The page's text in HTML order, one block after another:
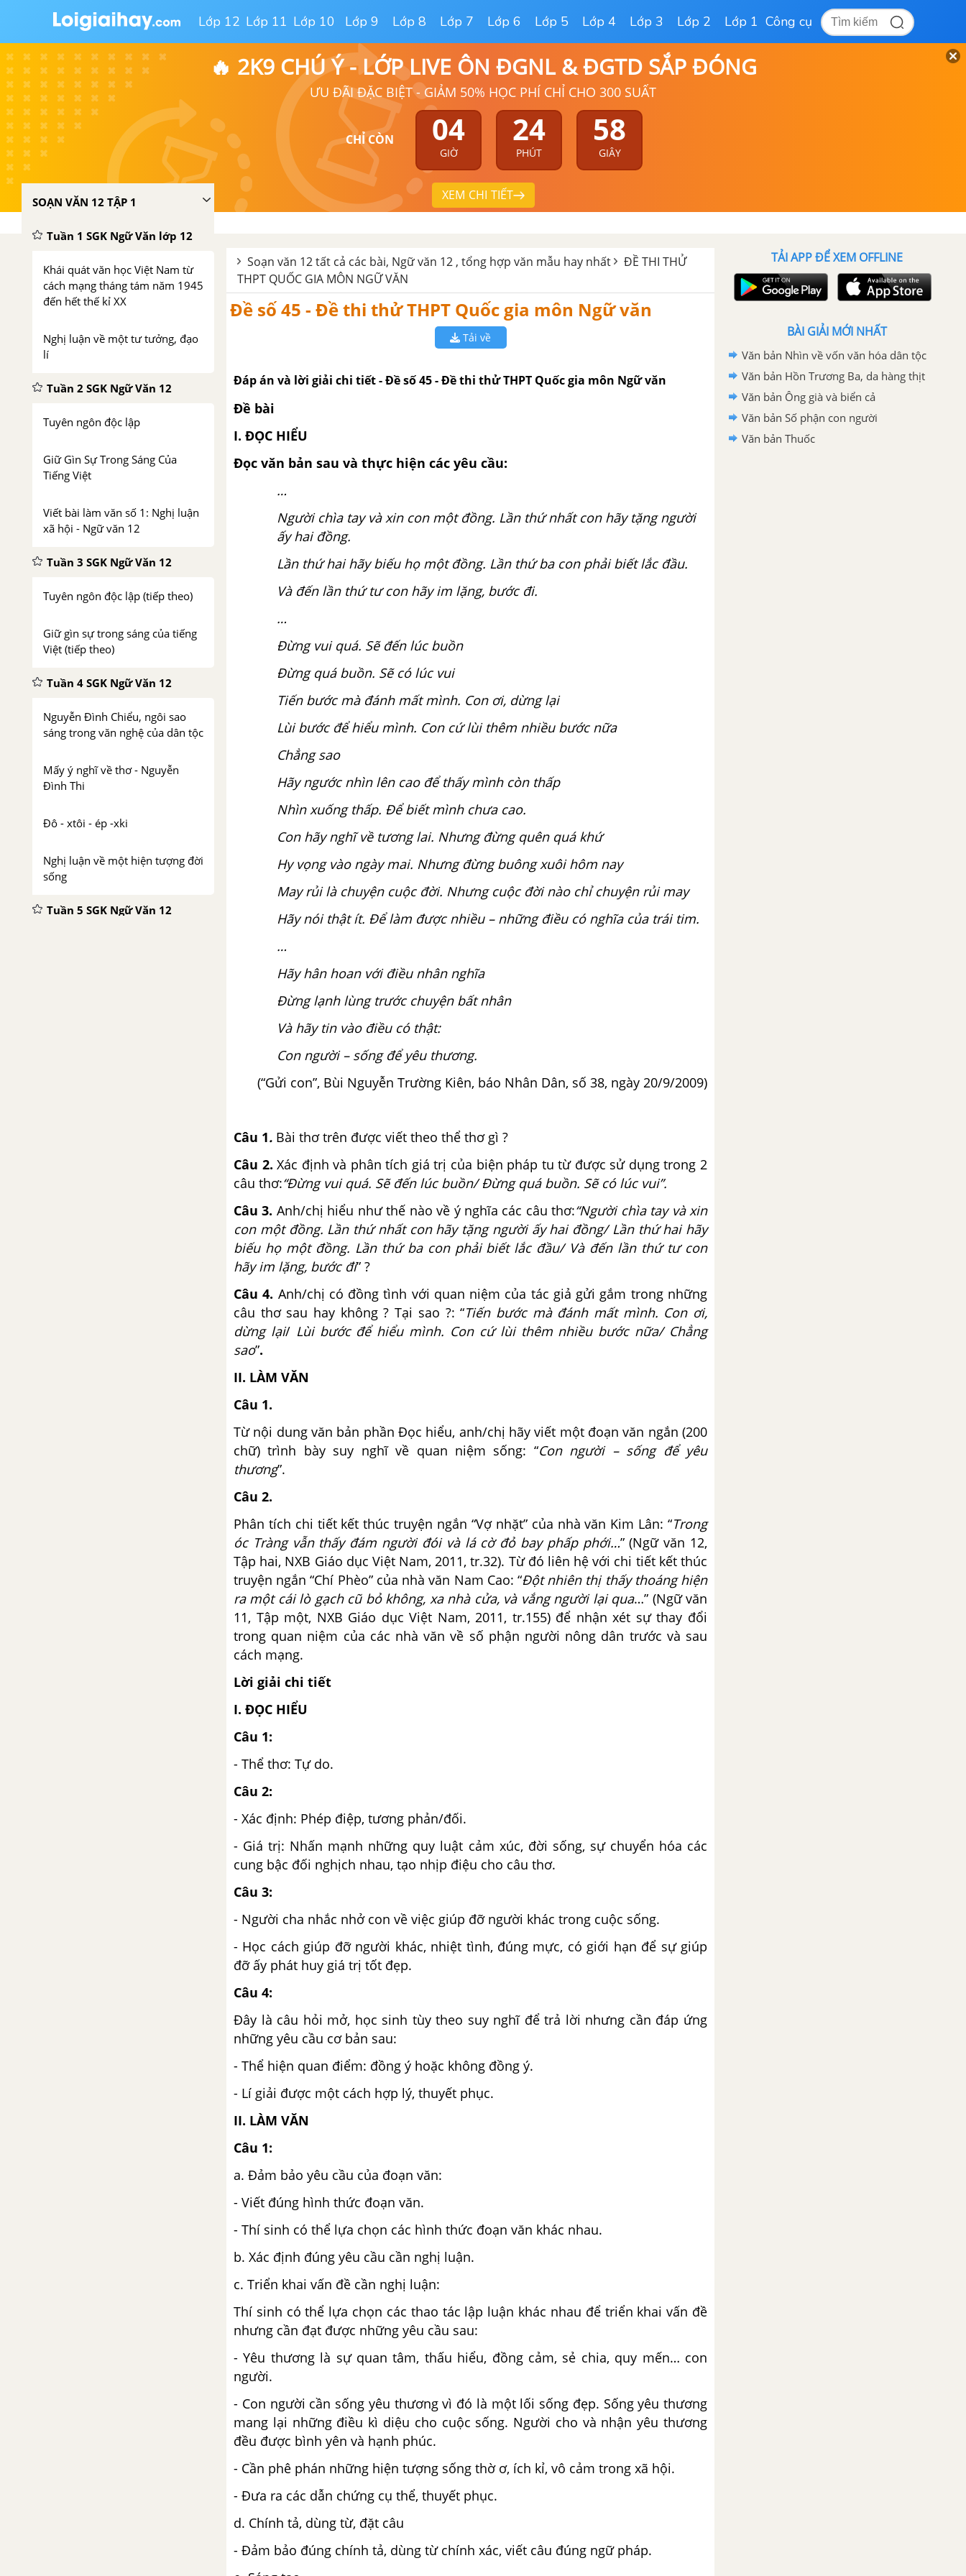
Lớp 12 Lớp 11 Lớp 10 Lớp 9 Lớp 8 Lớp 7 Lớp 6 Lớp 5 Lớp 4 Lớp 3 Lớp 2 Lớp 1 Công cụ
🔥 2K9 CHÚ Ý - LỚP LIVE ÔN ĐGNL & ĐGTD SẮP ĐÓNG
ƯU ĐÃI ĐẶC BIỆT - GIẢM 50% HỌC PHÍ CHỈ CHO 300 SUẤT
CHỈ CÒN 04
GIỜ
24
PHÚT
57
GIÂY
XEM CHI TIẾT
SOẠN VĂN 12 TẬP 1
Tuần 1 SGK Ngữ Văn lớp 12
Khái quát văn học Việt Nam từ
cách mạng tháng tám năm 1945
đến hết thế kỉ XX
Nghị luận về một tư tưởng, đạo
lí
Tuần 2 SGK Ngữ Văn 12
Tuyên ngôn độc lập
Giữ Gìn Sự Trong Sáng Của
Tiếng Việt
Viết bài làm văn số 1: Nghị luận
xã hội - Ngữ văn 12
Tuần 3 SGK Ngữ Văn 12
Tuyên ngôn độc lập (tiếp theo)
Giữ gìn sự trong sáng của tiếng
Việt (tiếp theo)
Tuần 4 SGK Ngữ Văn 12
Nguyễn Đình Chiểu, ngôi sao
sáng trong văn nghệ của dân tộc
Mấy ý nghĩ về thơ - Nguyễn
Đình Thi
Đô - xtôi - ép -xki
Nghị luận về một hiện tượng đời
sống
Tuần 5 SGK Ngữ Văn 12
Soạn văn 12 tất cả các bài, Ngữ văn 12 , tổng hợp văn mẫu hay nhất
ĐỀ THI THỬ
THPT QUỐC GIA MÔN NGỮ VĂN
Đề số 45 - Đề thi thử THPT Quốc gia môn Ngữ văn
Tải về
Đáp án và lời giải chi tiết - Đề số 45 - Đề thi thử THPT Quốc gia môn Ngữ văn
Đề bài
I. ĐỌC HIỂU
Đọc văn bản sau và thực hiện các yêu cầu:
…
Người chìa tay và xin con một đồng. Lần thứ nhất con hãy tặng người
ấy hai đồng.
Lần thứ hai hãy biếu họ một đồng. Lần thứ ba con phải biết lắc đầu.
Và đến lần thứ tư con hãy im lặng, bước đi.
…
Đừng vui quá. Sẽ đến lúc buồn
Đừng quá buồn. Sẽ có lúc vui
Tiến bước mà đánh mất mình. Con ơi, dừng lại
Lùi bước để hiểu mình. Con cứ lùi thêm nhiều bước nữa
Chẳng sao
Hãy ngước nhìn lên cao để thấy mình còn thấp
Nhìn xuống thấp. Để biết mình chưa cao.
Con hãy nghĩ về tương lai. Nhưng đừng quên quá khứ
Hy vọng vào ngày mai. Nhưng đừng buông xuôi hôm nay
May rủi là chuyện cuộc đời. Nhưng cuộc đời nào chỉ chuyện rủi may
Hãy nói thật ít. Để làm được nhiều – những điều có nghĩa của trái tim.
…
Hãy hân hoan với điều nhân nghĩa
Đừng lạnh lùng trước chuyện bất nhân
Và hãy tin vào điều có thật:
Con người – sống để yêu thương.
(“Gửi con”, Bùi Nguyễn Trường Kiên, báo Nhân Dân, số 38, ngày 20/9/2009)
Câu 1. Bài thơ trên được viết theo thể thơ gì ?
Câu 2.Xác định và phân tích giá trị của biện pháp tu từ được sử dụng trong 2
câu thơ:“Đừng vui quá. Sẽ đến lúc buồn/Đừng quá buồn. Sẽ có lúc vui”.
Câu 3. Anh/chị hiểu như thế nào về ý nghĩa các câu thơ:“Người chìa tay và xin
con một đồng. Lần thứ nhất con hãy tặng người ấy hai đồng/ Lần thứ hai hãy
biếu họ một đồng. Lần thứ ba con phải biết lắc đầu/ Và đến lần thứ tư con
hãy im lặng, bước đi” ?
Câu 4. Anh/chị có đồng tình với quan niệm của tác giả gửi gắm trong những
câu thơ sau hay không ? Tại sao ?: “Tiến bước mà đánh mất mình. Con ơi,
dừng lại/ Lùi bước để hiểu mình. Con cứ lùi thêm nhiều bước nữa/ Chẳng
sao”.
II. LÀM VĂN
Câu 1.
Từ nội dung văn bản phần Đọc hiểu, anh/chị hãy viết một đoạn văn ngắn (200
chữ) trình bày suy nghĩ về quan niệm sống: “Con người – sống để yêu
thương”.
Câu 2.
Phân tích chi tiết kết thúc truyện ngắn “Vợ nhặt” của nhà văn Kim Lân: “Trong
óc Tràng vẫn thấy đám người đói và lá cờ đỏ bay phấp phới…” (Ngữ văn 12,
Tập hai, NXB Giáo dục Việt Nam, 2011, tr.32). Từ đó liên hệ với chi tiết kết thúc
truyện ngắn “Chí Phèo” của nhà văn Nam Cao: “Đột nhiên thị thấy thoáng hiện
ra một cái lò gạch cũ bỏ không, xa nhà cửa, và vắng người lại qua…” (Ngữ văn
11, Tập một, NXB Giáo dục Việt Nam, 2011, tr.155) để nhận xét sự thay đổi
trong quan niệm của các nhà văn về số phận người nông dân trước và sau
cách mạng.
Lời giải chi tiết
I. ĐỌC HIỂU
Câu 1:
- Thể thơ: Tự do.
Câu 2:
- Xác định: Phép điệp, tương phản/đối.
- Giá trị: Nhấn mạnh những quy luật cảm xúc, đời sống, sự chuyển hóa các
cung bậc đối nghịch nhau, tạo nhịp điệu cho câu thơ.
Câu 3:
- Người cha nhắc nhở con về việc giúp đỡ người khác trong cuộc sống.
- Học cách giúp đỡ người khác, nhiệt tình, đúng mực, có giới hạn để sự giúp
đỡ ấy phát huy giá trị tốt đẹp.
Câu 4:
Đây là câu hỏi mở, học sinh tùy theo suy nghĩ để trả lời nhưng cần đáp ứng
những yêu cầu cơ bản sau:
- Thể hiện quan điểm: đồng ý hoặc không đồng ý.
- Lí giải được một cách hợp lý, thuyết phục.
II. LÀM VĂN
Câu 1:
a. Đảm bảo yêu cầu của đoạn văn:
- Viết đúng hình thức đoạn văn.
- Thí sinh có thể lựa chọn các hình thức đoạn văn khác nhau.
b. Xác định đúng yêu cầu cần nghị luận.
c. Triển khai vấn đề cần nghị luận:
Thí sinh có thể lựa chọn các thao tác lập luận khác nhau để triển khai vấn đề
nhưng cần đạt được những yêu cầu sau:
- Yêu thương là sự quan tâm, thấu hiểu, đồng cảm, sẻ chia, quy mến… con
người.
- Con người cần sống yêu thương vì đó là một lối sống đẹp. Sống yêu thương
mang lại những điều kì diệu cho cuộc sống. Người cho và nhận yêu thương
đều được bình yên và hạnh phúc.
- Cần phê phán những hiện tượng sống thờ ơ, ích kỉ, vô cảm trong xã hội.
- Đưa ra các dẫn chứng cụ thể, thuyết phục.
d. Chính tả, dùng từ, đặt câu
- Đảm bảo đúng chính tả, dùng từ chính xác, viết câu đúng ngữ pháp.
TẢI APP ĐỂ XEM OFFLINE
BÀI GIẢI MỚI NHẤT
Văn bản Nhìn về vốn văn hóa dân tộc
Văn bản Hồn Trương Ba, da hàng thịt
Văn bản Ông già và biển cả
Văn bản Số phận con người
Văn bản Thuốc